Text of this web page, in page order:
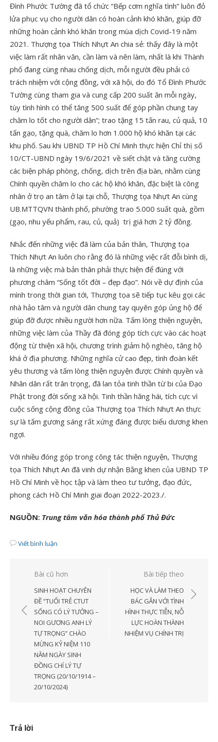
Đình Phước Tường đã tổ chức “Bếp cơm nghĩa tình” luôn đỏ
lửa phục vụ cho người dân có hoàn cảnh khó khăn, giúp đỡ
những hoàn cảnh khó khăn trong mùa dịch Covid-19 năm
2021. Thượng tọa Thích Nhựt An chia sẻ: thấy đây là một
việc làm rất nhân văn, cần làm và nên làm, nhất là khi Thành
phố đang cùng nhau chống dịch, mỗi người đều phải có
trách nhiệm với cộng đồng, với xã hội, do đó Tổ Đình Phước
Tường cùng tham gia và cung cấp 200 suất ăn mỗi ngày,
tùy tình hình có thể tăng 500 suất để góp phần chung tay
chăm lo tốt cho người dân”; trao tặng 15 tấn rau, củ quả, 10
tấn gạo, tặng quà, chăm lo hơn 1.000 hộ khó khăn tại các
khu phố. Sau khi UBND TP Hồ Chí Minh thực hiện Chỉ thị số
10/CT-UBND ngày 19/6/2021 về siết chặt và tăng cường
các biện pháp phòng, chống, dịch trên địa bàn, nhằm cùng
Chính quyền chăm lo cho các hộ khó khăn, đặc biệt là công
nhân ở trọ an tâm ở lại tại chỗ, Thượng tọa Nhựt An cùng
UB.MTTQVN thành phố, phường trao 5.000 suất quà, gồm
(gạo, nhu yếu phẩm, rau, củ, quả) trị giá hơn 2 tỷ đồng.
Nhắc đến những việc đã làm của bản thân, Thượng tọa
Thích Nhựt An luôn cho rằng đó là những việc rất đỗi bình dị,
là những việc mà bản thân phải thực hiện để đúng với
phương châm “Sống tốt đời – đẹp đạo”. Nói về dự định của
mình trong thời gian tới, Thượng tọa sẽ tiếp tục kêu gọi các
nhà hảo tâm và người dân chung tay quyên góp ủng hộ để
giúp đỡ được nhiều người hơn nữa. Tấm lòng thiện nguyện,
những việc làm của Thầy đã đóng góp tích cực vào các hoạt
động từ thiện xã hội, chương trình giảm hộ nghèo, tăng hộ
khá ở địa phương. Những nghĩa cử cao đẹp, tình đoàn kết
yêu thương và tấm lòng thiện nguyện được Chính quyền và
Nhân dân rất trân trọng, đã lan tỏa tinh thần từ bi của Đạo
Phật trong đời sống xã hội. Tinh thần hăng hái, tích cực vì
cuộc sống cộng đồng của Thượng tọa Thích Nhựt An thực
sự là tấm gương sáng rất xứng đáng được biểu dương khen
ngợi.
Với nhiều đóng góp trong công tác thiện nguyện, Thượng
tọa Thích Nhựt An đã vinh dự nhận Bằng khen của UBND TP
Hồ Chí Minh về học tập và làm theo tư tưởng, đạo đức,
phong cách Hồ Chí Minh giai đoạn 2022-2023./.
NGUỒN: Trung tâm văn hóa thành phố Thủ Đức
Viết bình luận
Điều
hướng
viết
Bài cũ hơn
SINH HOẠT CHUYÊN
ĐỀ “TUỔI TRẺ CTUT
SỐNG CÓ LÝ TƯỞNG –
NOI GƯƠNG ANH LÝ
TỰ TRỌNG” CHÀO
MỪNG KỶ NIỆM 110
NĂM NGÀY SINH
ĐỒNG CHÍ LÝ TỰ
TRỌNG (20/10/1914 –
20/10/2024)
Bài tiếp theo
HỌC VÀ LÀM THEO
BÁC GẮN VỚI TÌNH
HÌNH THỰC TIỄN, NỖ
LỰC HOÀN THÀNH
NHIỆM VỤ CHÍNH TRỊ
Trả lời